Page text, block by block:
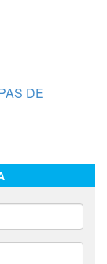
DE